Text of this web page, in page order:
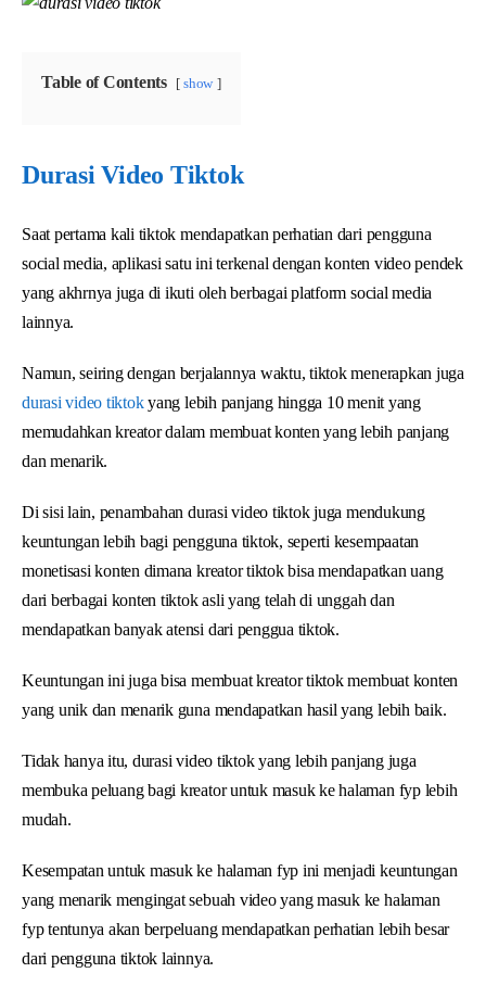
Table of Contents show
Durasi Video Tiktok
Saat pertama kali tiktok mendapatkan perhatian dari pengguna
social media, aplikasi satu ini terkenal dengan konten video pendek
yang akhrnya juga di ikuti oleh berbagai platform social media
lainnya.
Namun, seiring dengan berjalannya waktu, tiktok menerapkan juga
durasi video tiktokyang lebih panjang hingga 10 menit yang
memudahkan kreator dalam membuat konten yang lebih panjang
dan menarik.
Di sisi lain, penambahan durasi video tiktok juga mendukung
keuntungan lebih bagi pengguna tiktok, seperti kesempaatan
monetisasi konten dimana kreator tiktok bisa mendapatkan uang
dari berbagai konten tiktok asli yang telah di unggah dan
mendapatkan banyak atensi dari penggua tiktok.
Keuntungan ini juga bisa membuat kreator tiktok membuat konten
yang unik dan menarik guna mendapatkan hasil yang lebih baik.
Tidak hanya itu, durasi video tiktok yang lebih panjang juga
membuka peluang bagi kreator untuk masuk ke halaman fyp lebih
mudah.
Kesempatan untuk masuk ke halaman fyp ini menjadi keuntungan
yang menarik mengingat sebuah video yang masuk ke halaman
fyp tentunya akan berpeluang mendapatkan perhatian lebih besar
dari pengguna tiktok lainnya.